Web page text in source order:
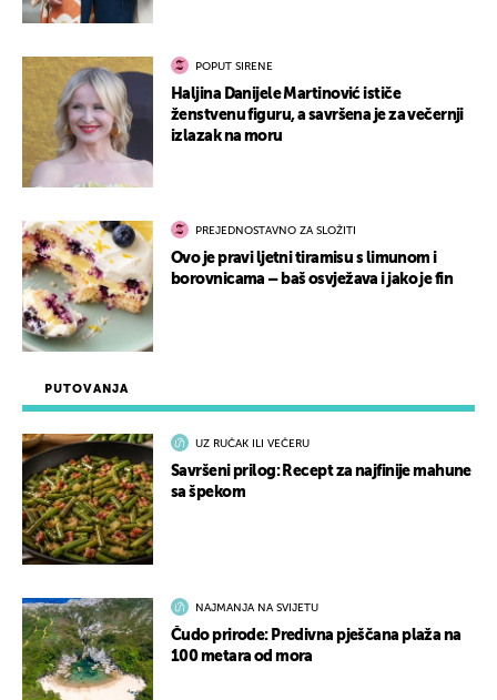
PUTOVANJA
UZ RUČAK ILI VEČERU
Savršeni prilog: Recept za najfinije mahune
sa špekom
NAJMANJA NA SVIJETU
Čudo prirode: Predivna pješčana plaža na
100 metara od mora
POPUT SIRENE
Haljina Danijele Martinović ističe
ženstvenu figuru, a savršena je za večernji
izlazak na moru
PREJEDNOSTAVNO ZA SLOŽITI
Ovo je pravi ljetni tiramisu s limunom i
borovnicama – baš osvježava i jako je fin